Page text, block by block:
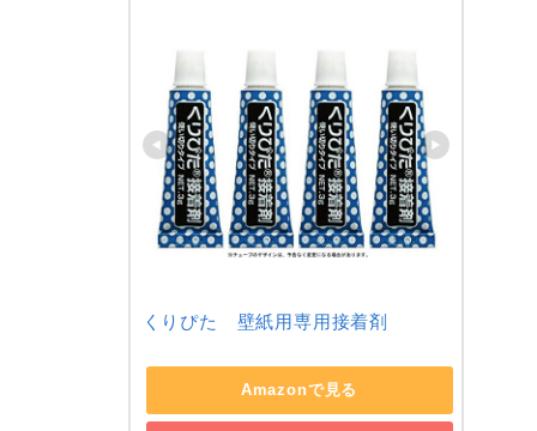
くりぴた　壁紙用専用接着剤
Amazonで見る